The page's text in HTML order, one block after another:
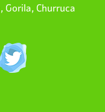
Gorila, Churruca